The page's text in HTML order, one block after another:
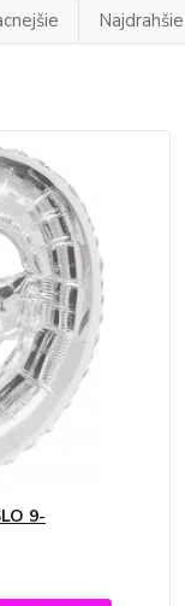
Najdrahšie
9-